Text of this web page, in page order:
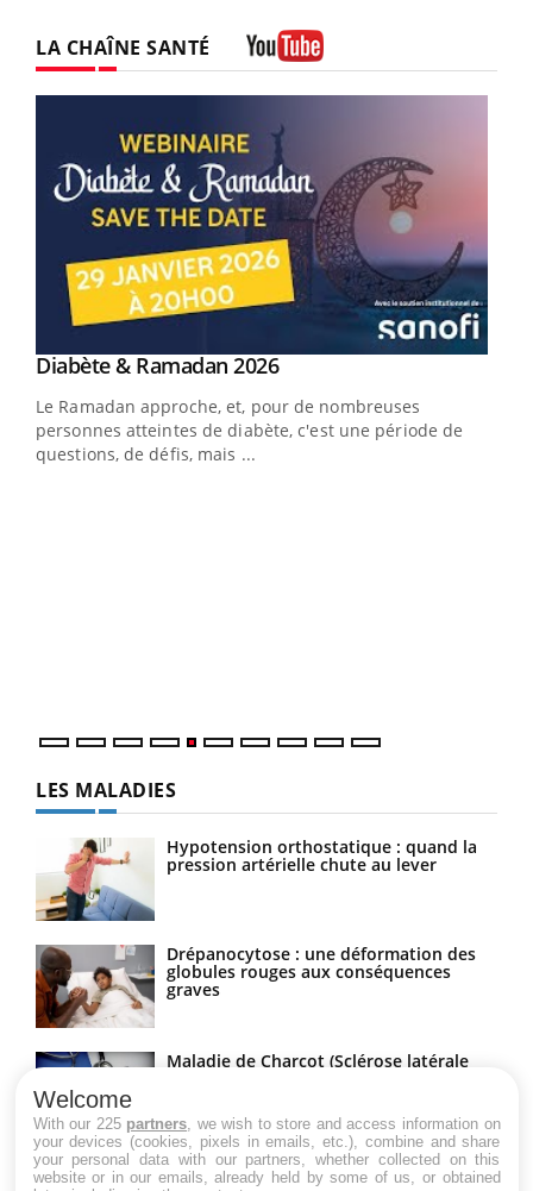
LA CHAÎNE SANTÉ
Youtube
Diabète & Ramadan 2026Youtube
Le Ramadan approche, et, pour de nombreuses
personnes atteintes de diabète, c'est une période de
questions, de défis, mais ...
LES MALADIES
Hypotension orthostatique : quand la
pression artérielle chute au lever
Drépanocytose : une déformation des
globules rouges aux conséquences
graves
Maladie de Charcot (Sclérose latérale
Welcome
With our 225 partners , we wish to store and access information on
your devices (cookies, pixels in emails, etc.), combine and share
your personal data with our partners, whether collected on this
website or in our emails, already held by some of us, or obtained